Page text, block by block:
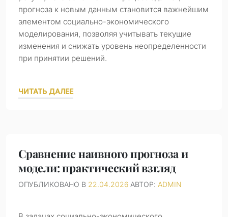
прогноза к новым данным становится важнейшим
элементом социально-экономического
моделирования, позволяя учитывать текущие
изменения и снижать уровень неопределенности
при принятии решений.
ЧИТАТЬ ДАЛЕЕ
Сравнение наивного прогноза и
модели: практический взгляд
ОПУБЛИКОВАНО В 22.04.2026 АВТОР: ADMIN